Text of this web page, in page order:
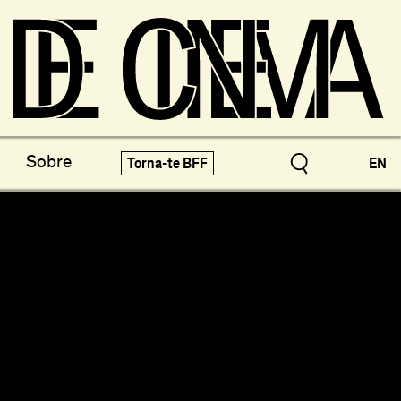
Sobre Torna-te BFF EN
do Arquivo
X-Novo
Festivais e Mostras